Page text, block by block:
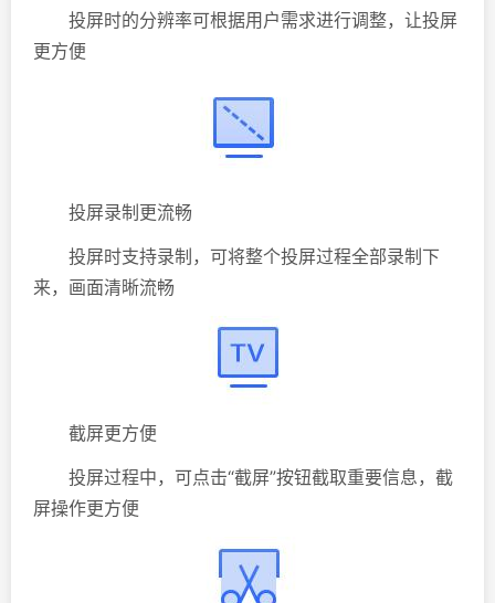
投屏时的分辨率可根据用户需求进行调整，让投屏
更方便
投屏录制更流畅
投屏时支持录制，可将整个投屏过程全部录制下
来，画面清晰流畅
截屏更方便
投屏过程中，可点击“截屏”按钮截取重要信息，截
屏操作更方便